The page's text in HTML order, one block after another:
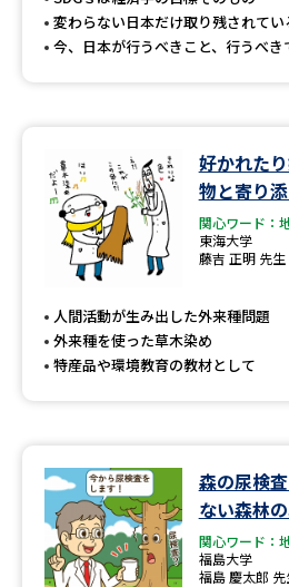
変わらない日本だけ取り残されてい
今、日本が行うべきこと、行うべき
好かれた
物と寄り
関心ワード：
東海大学
藤吉 正明 先生
人間活動が生み出した外来種問題
外来種を使った草木染め
特産品や環境教育の教材として
森の尿検
ない森林
関心ワード：
福島大学
福島 慶太郎 先